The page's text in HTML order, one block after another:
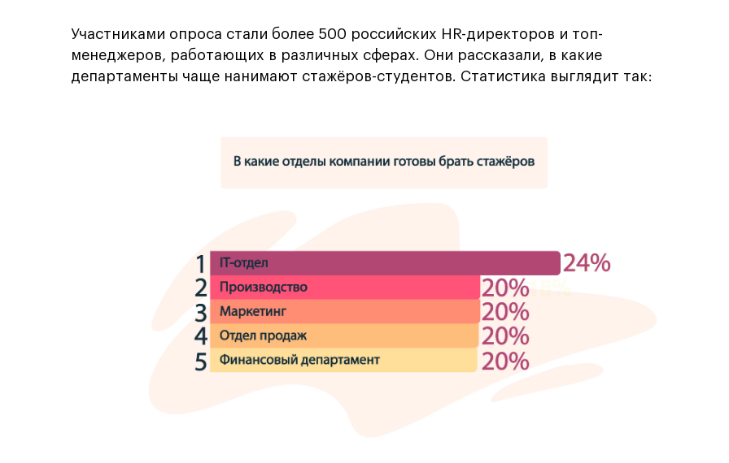
Участниками опроса стали более 500 российских HR-директоров и топ-
менеджеров, работающих в различных сферах. Они рассказали, в какие
департаменты чаще нанимают стажёров-студентов. Статистика выглядит так: